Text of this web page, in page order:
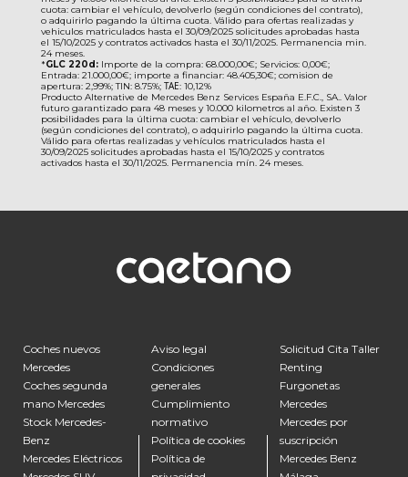
cuota: cambiar el vehículo, devolverlo (según condiciones del contrato),
o adquirirlo pagando la última cuota. Válido para ofertas realizadas y
vehiculos matriculados hasta el 30/09/2025 solicitudes aprobadas hasta
el 15/10/2025 y contratos activados hasta el 30/11/2025. Permanencia min.
24 meses.
*GLC 220d:Importe de la compra: 68.000,00€; Servicios: 0,00€;
Entrada: 21.000,00€; importe a financiar: 48.405,30€; comision de
apertura: 2,99%; TIN: 8.75%; ΤΑΕ: 10,12%
Producto Alternative de Mercedes Benz Services España E.F.C., SA.. Valor
futuro garantizado para 48 meses y 10.000 kilometros al año. Existen 3
posibilidades para la última cuota: cambiar el vehículo, devolverlo
(según condiciones del contrato), o adquirirlo pagando la última cuota.
Válido para ofertas realizadas y vehículos matriculados hasta el
30/09/2025 solicitudes aprobadas hasta el 15/10/2025 y contratos
activados hasta el 30/11/2025. Permanencia mín. 24 meses.
Coches nuevos
Mercedes
Coches segunda
mano Mercedes
Stock Mercedes-
Benz
Mercedes Eléctricos
Aviso legal
Condiciones
generales
Cumplimiento
normativo
Política de cookies
Política de
Solicitud Cita Taller
Renting
Furgonetas
Mercedes
Mercedes por
suscripción
Mercedes Benz